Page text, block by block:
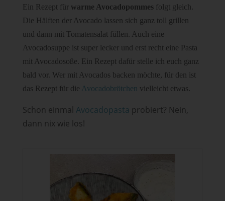
Ein Rezept für warme Avocadopommesfolgt gleich.
Die Hälften der Avocado lassen sich ganz toll grillen
und dann mit Tomatensalat füllen. Auch eine
Avocadosuppe ist super lecker und erst recht eine Pasta
mit Avocadosoße. Ein Rezept dafür stelle ich euch ganz
bald vor. Wer mit Avocados backen möchte, für den ist
das Rezept für die Avocadobrötchen vielleicht etwas.
Schon einmal Avocadopasta probiert? Nein,
dann nix wie los!